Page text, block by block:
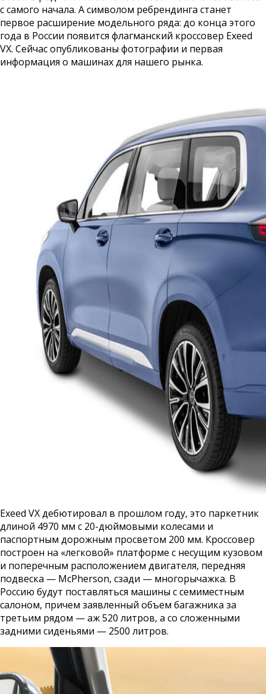
с самого начала. А символом ребрендинга станет
первое расширение модельного ряда: до конца этого
года в России появится флагманский кроссовер Exeed
VX. Сейчас опубликованы фотографии и первая
информация о машинах для нашего рынка.
Exeed VX дебютировал в прошлом году, это паркетник
длиной 4970 мм с 20-дюймовыми колесами и
паспортным дорожным просветом 200 мм. Кроссовер
построен на «легковой» платформе с несущим кузовом
и поперечным расположением двигателя, передняя
подвеска — McPherson, сзади — многорычажка. В
Россию будут поставляться машины с семиместным
салоном, причем заявленный объем багажника за
третьим рядом — аж 520 литров, а со сложенными
задними сиденьями — 2500 литров.